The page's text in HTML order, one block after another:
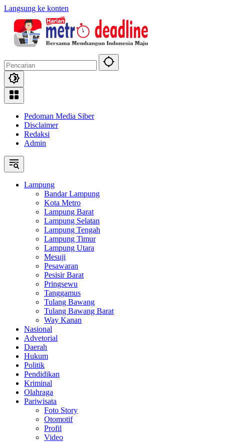
Langsung ke konten
Pedoman Media Siber
Disclaimer
Redaksi
Admin
Lampung
Bandar Lampung
Kota Metro
Lampung Barat
Lampung Selatan
Lampung Tengah
Lampung Timur
Lampung Utara
Mesuji
Pesawaran
Pesisir Barat
Pringsewu
Tanggamus
Tulang Bawang
Tulang Bawang Barat
Way Kanan
Nasional
Advetorial
Daerah
Hukum
Politik
Pendidikan
Kriminal
Olahraga
Pariwisata
Foto Story
Otomotif
Profil
Video